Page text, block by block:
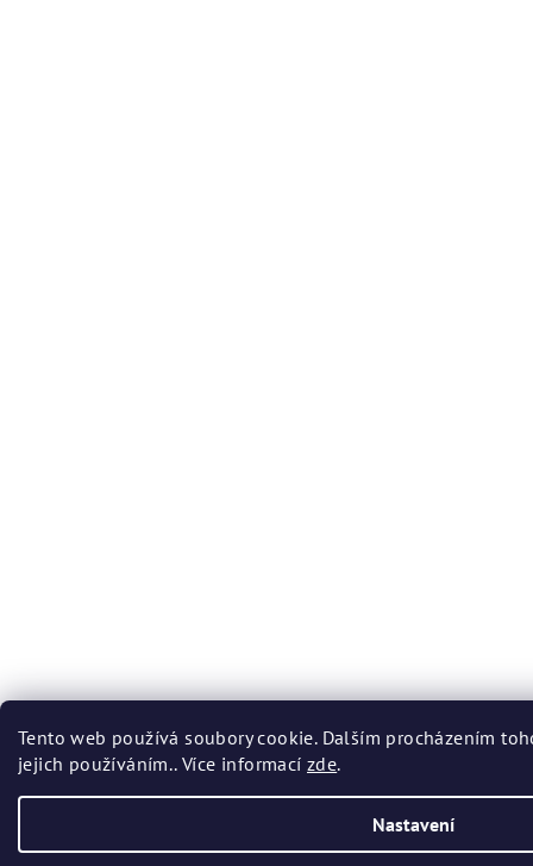
Tento web používá soubory cookie. Dalším procházením
jejich používáním.. Více informací zde.
Nastavení